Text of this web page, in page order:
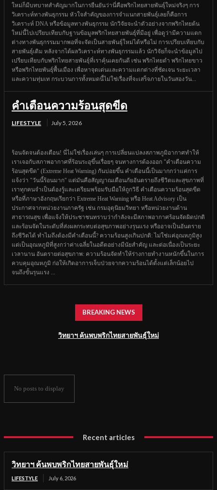
ใหม่ก็มีบทบาทสำคัญมากในการยืนยันว่านี่คือพริกไทยสายพันธุ์ใหม่จริงๆ การ
วิเคราะห์ทางพันธุกรรม หัวใจสำคัญของการจำแนกสายพันธุ์เลยก็คือการ
วิเคราะห์ DNA หรือข้อมูลทางพันธุกรรม นักวิจัยจะนำตัวอย่างจากพริกไทยต้น
ใหม่นี้ไปเปรียบเทียบกับฐานข้อมูลพริกไทยสายพันธุ์ที่มีอยู่ เพื่อดูว่ามีความแตก
ต่างทางพันธุกรรมมากพอที่จะจัดเป็นสายพันธุ์ใหม่ได้หรือไม่ การเปรียบเทียบกับ
สายพันธุ์เดิม หลังจากได้ผลวิเคราะห์ทางพันธุกรรมแล้ว นักวิจัยก็จะนำข้อมูลไป
เปรียบเทียบกับพริกไทยสายพันธุ์ที่เราคุ้นเคยกันดี เช่น พริกไทยดำ พริกไทยขาว
หรือพริกไทยพันธุ์พื้นเมือง เพื่อหาจุดเด่นและความแตกต่างที่ชัดเจน ระยะเวลา
และความทุ่มเท กระบวนการทั้งหมดนี้ไม่ใช่เรื่องที่จะเสร็จภายในวันสองวัน...
คำเตือนความร้อนสุดขีด
LIFESTYLE July 5, 2026
ร้อนจัดจนต้องเตือน! นี่ไม่ใช่เรื่องเล่นๆ การเปลี่ยนแปลงสภาพภูมิอากาศทำให้
เราเจอกับสภาพอากาศที่ร้อนระอุขึ้นเรื่อยๆ จนทางการต้องออก "คำเตือนความ
ร้อนสุดขีด" (Extreme Heat Warning) กันบ่อยขึ้น คำเตือนนี้เป็นมากกว่าแค่การ
แจ้งว่า "วันนี้ร้อนมาก" แต่มันคือสัญญาณเตือนภัยอันตรายถึงชีวิตและสุขภาพที่
เราทุกคนจำเป็นต้องรู้และเตรียมพร้อมรับมือให้ถูกวิธี คำเตือนความร้อนสุดขีด
หรือที่ภาษาอังกฤษเรียกว่า Extreme Heat Warning หรือ Heat Advisory เป็น
ประกาศจากหน่วยงานภาครัฐ เช่น กรมอุตุนิยมวิทยา หรือหน่วยงานด้าน
สาธารณสุข เพื่อแจ้งให้ประชาชนทราบว่ากำลังจะมีสภาพอากาศร้อนจัดผิดปกติ
และร้อนจัดในระดับที่ส่งผลกระทบต่อสุขภาพอย่างรุนแรง หรืออาจเป็นอันตราย
ถึงชีวิตได้ ทำไมถึงต้องมีคำเตือนนี้? ความร้อนสูงเกินปกติ: ไม่ใช่แค่อุณหภูมิสูง
แต่เป็นอุณหภูมิที่สูงกว่าค่าเฉลี่ยในอดีตอย่างมีนัยสำคัญ และต่อเนื่องเป็นระยะ
เวลานาน อันตรายต่อสุขภาพ: ความร้อนจัดทำให้ร่างกายทำงานหนักขึ้นในการ
ควบคุมอุณหภูมิ ก่อให้เกิดอาการเจ็บป่วยจากความร้อนได้ตั้งแต่เล็กน้อยไป
จนถึงขั้นรุนแรง ...
BREAKING NEWS
วิทยาฯ ค้นพบพริกไทยสายพันธุ์ใหม่
No posts to display
Recent articles
วิทยาฯ ค้นพบพริกไทยสายพันธุ์ใหม่
LIFESTYLE July 6, 2026